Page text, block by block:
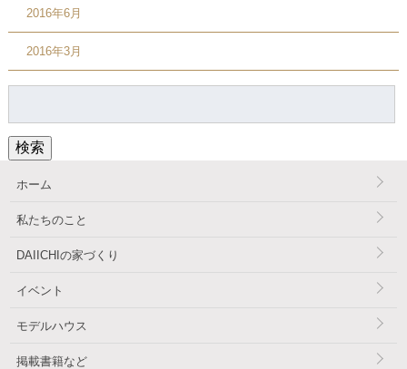
2016年6月
2016年3月
検索
ホーム
私たちのこと
DAIICHIの家づくり
イベント
モデルハウス
掲載書籍など